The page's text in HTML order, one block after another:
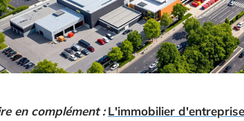
en complément : L'immobilier